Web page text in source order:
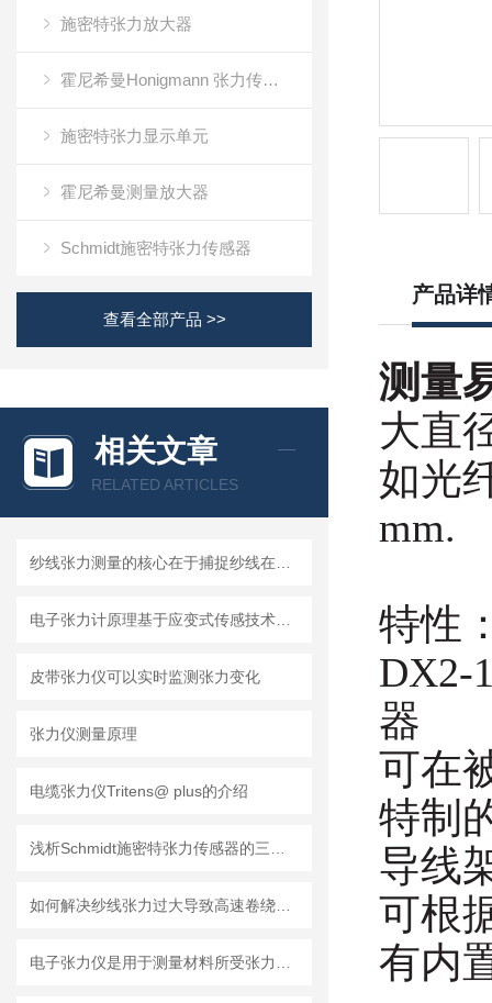
施密特张力放大器
霍尼希曼Honigmann 张力传感器RFS系列
施密特张力显示单元
霍尼希曼测量放大器
Schmidt施密特张力传感器
查看全部产品 >>
相关文章
RELATED ARTICLES
皮带张力仪可以实时监测张力变化
张力仪测量原理
电缆张力仪Tritens@ plus的介绍
产品详
测量
大直
如光
mm.
特性
DX2-
器
可在
特制
导线
可根
有内